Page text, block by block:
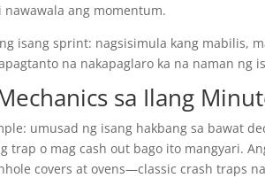
ang momentum.
isang sprint: nagsisimula kang mabilis,
na nakapaglaro ka na naman ng
sa Ilang
umusad ng isang hakbang sa bawat
trap o mag cash out bago ito mangyari.
covers at ovens—classic crash traps